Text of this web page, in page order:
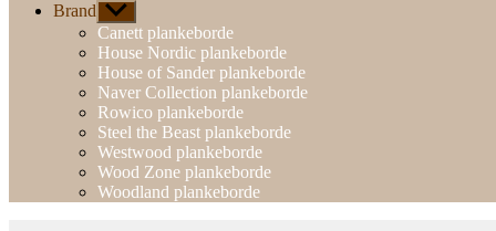
Brand Vis
undermenu
Canett plankeborde
House Nordic plankeborde
House of Sander plankeborde
Naver Collection plankeborde
Rowico plankeborde
Steel the Beast plankeborde
Westwood plankeborde
Wood Zone plankeborde
Woodland plankeborde